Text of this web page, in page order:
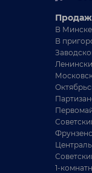
В Минске
В
1-